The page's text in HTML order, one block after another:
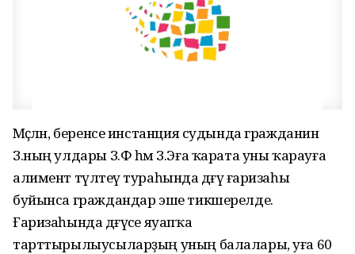
Мәҫәлән, беренсе инстанция судында гражданин
З.ның улдары З.Ф һәм З.Эға ҡарата уны ҡарауға
алимент түләтеү тураһында дәғүә ғаризаһы
буйынса граждандар эше тикшерелде.
Ғаризаһында дәғүәсе яуапҡа
тарттырылыусыларҙың уның балалары, уға 60